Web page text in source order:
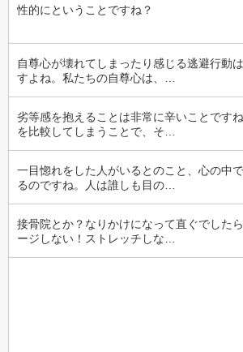
性的にということですね？
自尊心が壊れてしまったり感じる逃避行動
すよね。私たちの自尊心は、…
劣等感を抱えることは非常に辛いことです
を比較してしまうことで、そ…
一目惚れをした人がいるとのこと、心の中
るのですね。人は誰しも目の…
接骨院とか？なりかけになって直ぐでした
ージしない！ストレッチしな…